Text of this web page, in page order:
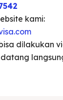
kami:
d𝗂lakukan